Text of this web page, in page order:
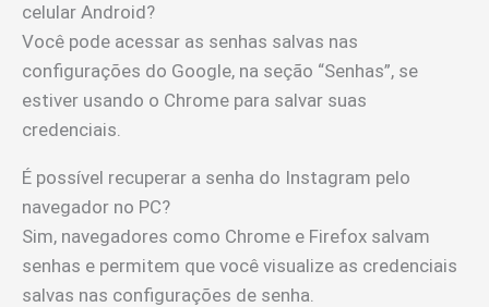
celular Android?
Você pode acessar as senhas salvas nas
configurações do Google, na seção “Senhas”, se
estiver usando o Chrome para salvar suas
credenciais.
É possível recuperar a senha do Instagram pelo
navegador no PC?
Sim, navegadores como Chrome e Firefox salvam
senhas e permitem que você visualize as credenciais
salvas nas configurações de senha.